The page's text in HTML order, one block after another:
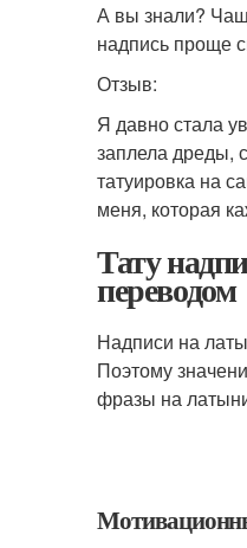
А вы знали?
надпись проще
Отзыв:
Я давно стала
заплела дреды,
татуировка на
меня, которая
Тату
переводом
Надписи на
Поэтому
фразы на